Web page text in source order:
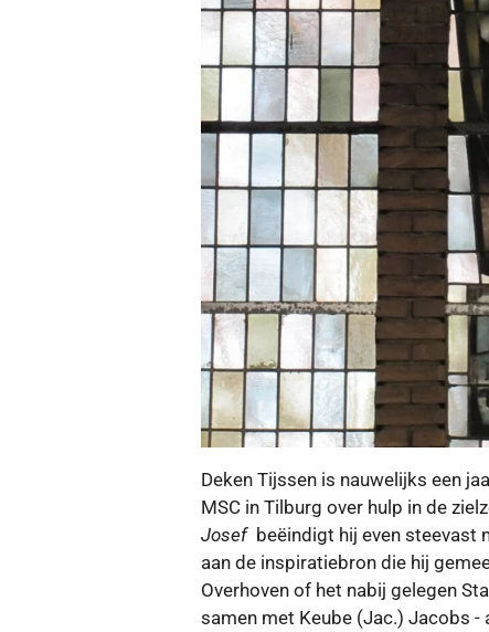
Deken Tijssen is nauwelijks een
MSC in Tilburg over hulp in de
Josefbeëindigt hij even steevast
aan de inspiratiebron die hij
Overhoven of het nabij gelegen
samen met Keube (Jac.) Jacobs -